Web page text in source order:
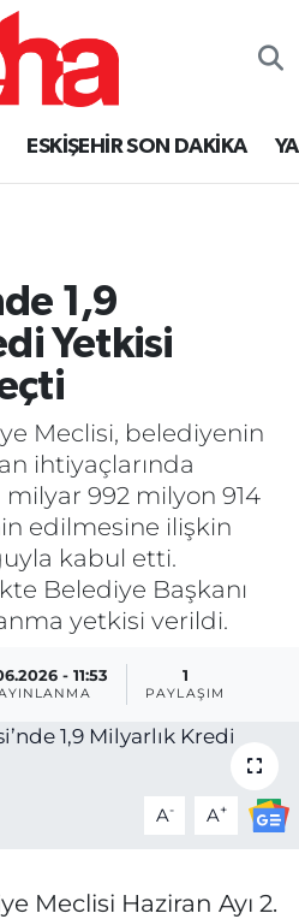
ESKİŞEHİR SON DAKİKA
1,9
Yetkisi
Meclisi, belediyenin
ihtiyaçlarında
milyar 992 milyon 914
edilmesine ilişkin
kabul etti.
Belediye Başkanı
yetkisi verildi.
- 11:53 1
PAYLAŞIM
A- A+
Meclisi Haziran Ayı 2.